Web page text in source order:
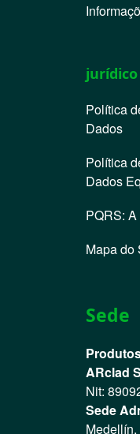
jurídico
Política
Dados
Política
Dados
PQRS:
Mapa do
Sede
ARclad
Nit:
Sede